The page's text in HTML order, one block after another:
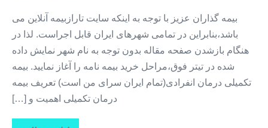
بیمه گذاران عزیز با توجه به اینکه سایت تارازبیمه آنلاین می
باشد،بنابراین در تمامی شهرهای ایران قابل اجراست. لذا در
هنگام بازشدن صفحه مقاله بدون توجه به نام شهر نمایش داده
شده در تیتر فوق،مراحل خرید بیمه نامه را آغاز نمایید. بیمه
تکمیلی درمان انفرادی(تمام ایران سرای من است) تعریف بیمه
درمان تکمیلی اهمیت و […]